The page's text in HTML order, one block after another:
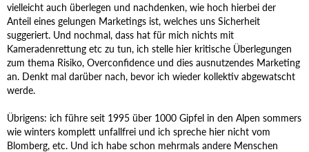
vielleicht auch überlegen und nachdenken, wie hoch hierbei der
Anteil eines gelungen Marketings ist, welches uns Sicherheit
suggeriert. Und nochmal, dass hat für mich nichts mit
Kameradenrettung etc zu tun, ich stelle hier kritische Überlegungen
zum thema Risiko, Overconfidence und dies ausnutzendes Marketing
an. Denkt mal darüber nach, bevor ich wieder kollektiv abgewatscht
werde.
Übrigens: ich führe seit 1995 über 1000 Gipfel in den Alpen sommers
wie winters komplett unfallfrei und ich spreche hier nicht vom
Blomberg, etc. Und ich habe schon mehrmals andere Menschen